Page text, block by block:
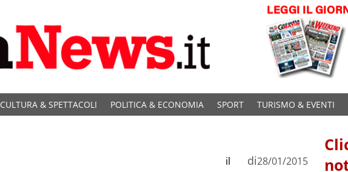
CULTURA & SPETTACOLI POLITICA & ECONOMIA SPORT TURISMO & EVENTI
di
il 28/01/2015